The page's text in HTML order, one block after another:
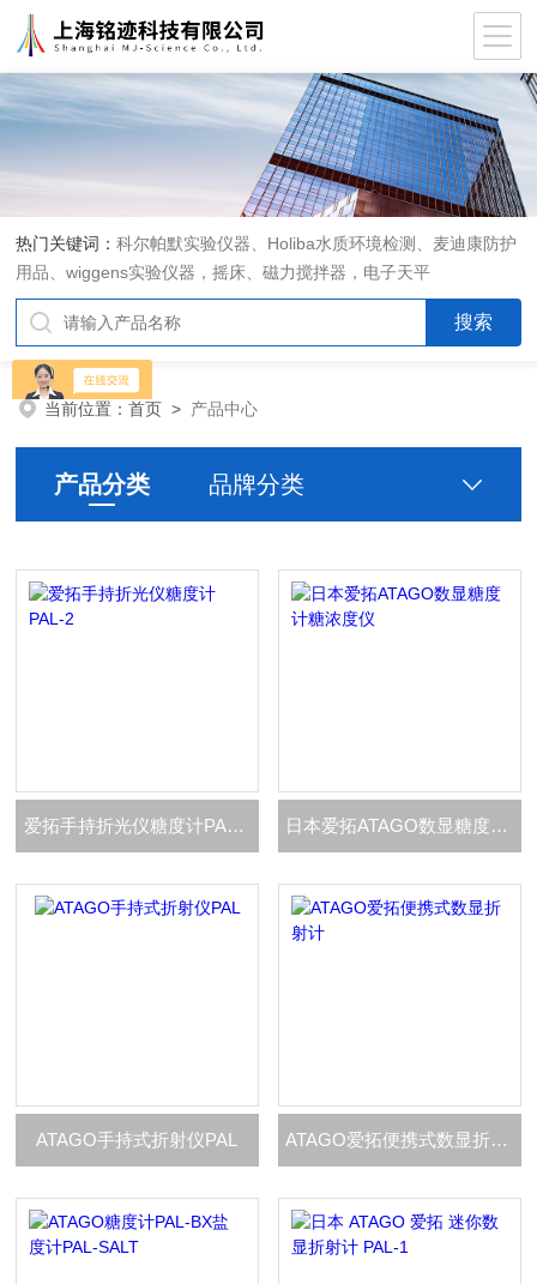
热门关键词：科尔帕默实验仪器、Holiba水质环境检测、麦迪康防护
用品、wiggens实验仪器，摇床、磁力搅拌器，电子天平
当前位置：首页 > 产品中心
产品分类 品牌分类
爱拓手持折光仪糖度计PAL-2 日本爱拓ATAGO数显糖度计糖浓度仪
ATAGO手持式折射仪PAL ATAGO爱拓便携式数显折射计